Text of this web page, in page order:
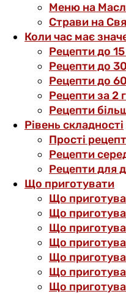
Меню на
Страви на
Коли час має
Рецепти до
Рецепти до
Рецепти до
Рецепти за 2
Рецепти
Рівень складності
Прості
Рецепти
Рецепти для
Що приготувати
Що
Що
Що
Що
Що
Що
Що